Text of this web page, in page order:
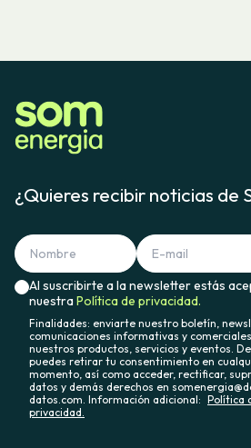
¿Quieres recibir noticias de
Al suscribirte a la newsletter estás
nuestraPolítica de privacidad.
Finalidades: enviarte nuestro boletín,
comunicaciones informativas y
nuestros productos, servicios y eventos.
puedes retirar tu consentimiento en
momento, así como acceder, rectificar,
datos y demás derechos en
datos.com. Información adicional: Política
privacidad.